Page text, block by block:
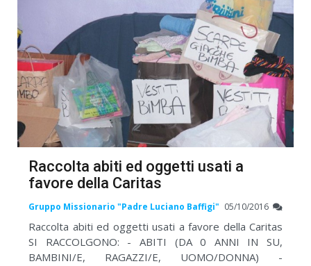
Raccolta abiti ed oggetti usati a
favore della Caritas
Gruppo Missionario "Padre Luciano Baffigi" 05/10/2016
Raccolta abiti ed oggetti usati a favore della Caritas
SI RACCOLGONO: - ABITI (DA 0 ANNI IN SU,
BAMBINI/E, RAGAZZI/E, UOMO/DONNA) -